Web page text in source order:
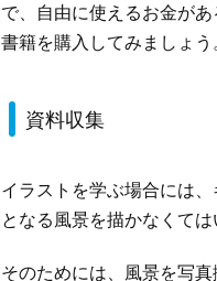
で、自由に使えるお金が
書籍を購入してみましょう
資料収集
イラストを学ぶ場合には
となる風景を描かなくては
そのためには、風景を写